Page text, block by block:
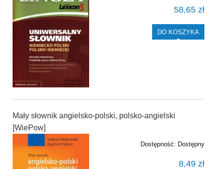
58,65 zł
DO KOSZYKA
Mały słownik angielsko-polski, polsko-angielski
[WiePow]
Dostępność: Dostępny
8,49 zł